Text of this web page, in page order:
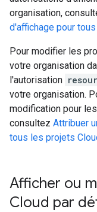
organisation,
d'affichage pour
Pour modifier les
votre organisation
l'autorisation
votre organisation.
modification pour
consultez Attribuer
tous les projets
Afficher ou
Cloud par